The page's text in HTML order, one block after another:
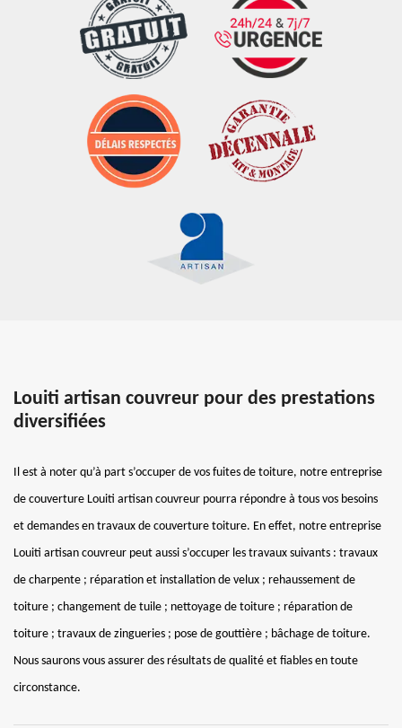
Louiti artisan couvreur pour des prestations
diversifiées
Il est à noter qu’à part s’occuper de vos fuites de toiture, notre entreprise
de couverture Louiti artisan couvreur pourra répondre à tous vos besoins
et demandes en travaux de couverture toiture. En effet, notre entreprise
Louiti artisan couvreur peut aussi s’occuper les travaux suivants : travaux
de charpente ; réparation et installation de velux ; rehaussement de
toiture ; changement de tuile ; nettoyage de toiture ; réparation de
toiture ; travaux de zingueries ; pose de gouttière ; bâchage de toiture.
Nous saurons vous assurer des résultats de qualité et fiables en toute
circonstance.